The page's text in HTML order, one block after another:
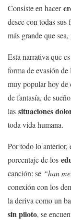
Consiste en hacer
desee con todas
más grande que
Esta narrativa que
forma de evasión
muy popular hoy de
de fantasía, de
las situaciones
toda vida humana.
Por todo lo anterior,
porcentaje de los
canción: se “han
conexión con los
la deriva como un
sin piloto, se